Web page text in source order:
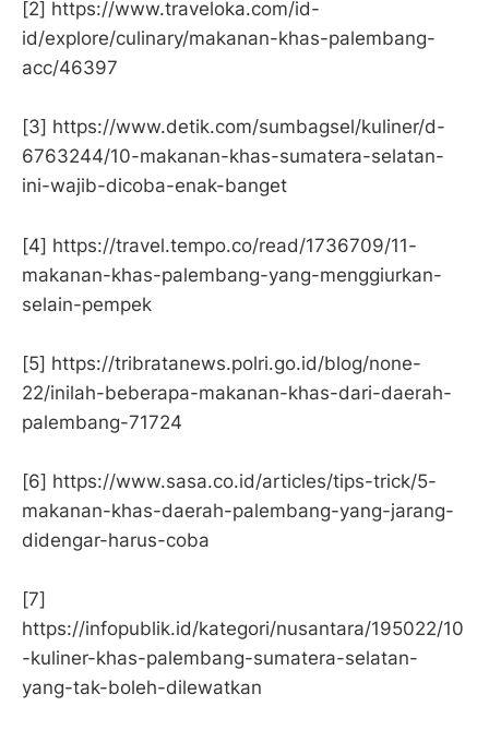
[2] https://www.traveloka.com/id-
id/explore/culinary/makanan-khas-palembang-
acc/46397
[3] https://www.detik.com/sumbagsel/kuliner/d-
6763244/10-makanan-khas-sumatera-selatan-
ini-wajib-dicoba-enak-banget
[4] https://travel.tempo.co/read/1736709/11-
makanan-khas-palembang-yang-menggiurkan-
selain-pempek
[5] https://tribratanews.polri.go.id/blog/none-
22/inilah-beberapa-makanan-khas-dari-daerah-
palembang-71724
[6] https://www.sasa.co.id/articles/tips-trick/5-
makanan-khas-daerah-palembang-yang-jarang-
didengar-harus-coba
[7]
https://infopublik.id/kategori/nusantara/195022/10
-kuliner-khas-palembang-sumatera-selatan-
yang-tak-boleh-dilewatkan